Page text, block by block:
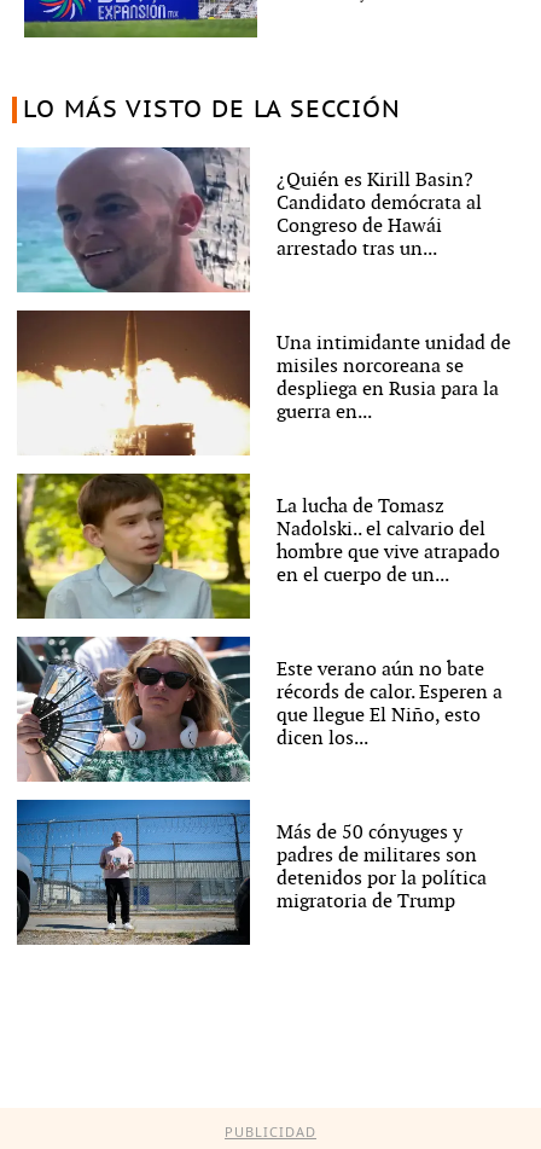
LO MÁS VISTO DE LA SECCIÓN
¿Quién es Kirill Basin?
Candidato demócrata al
Congreso de Hawái
arrestado tras un...
Una intimidante unidad de
misiles norcoreana se
despliega en Rusia para la
guerra en...
La lucha de Tomasz
Nadolski.. el calvario del
hombre que vive atrapado
en el cuerpo de un...
Este verano aún no bate
récords de calor. Esperen a
que llegue El Niño, esto
dicen los...
Más de 50 cónyuges y
padres de militares son
detenidos por la política
migratoria de Trump
PUBLICIDAD